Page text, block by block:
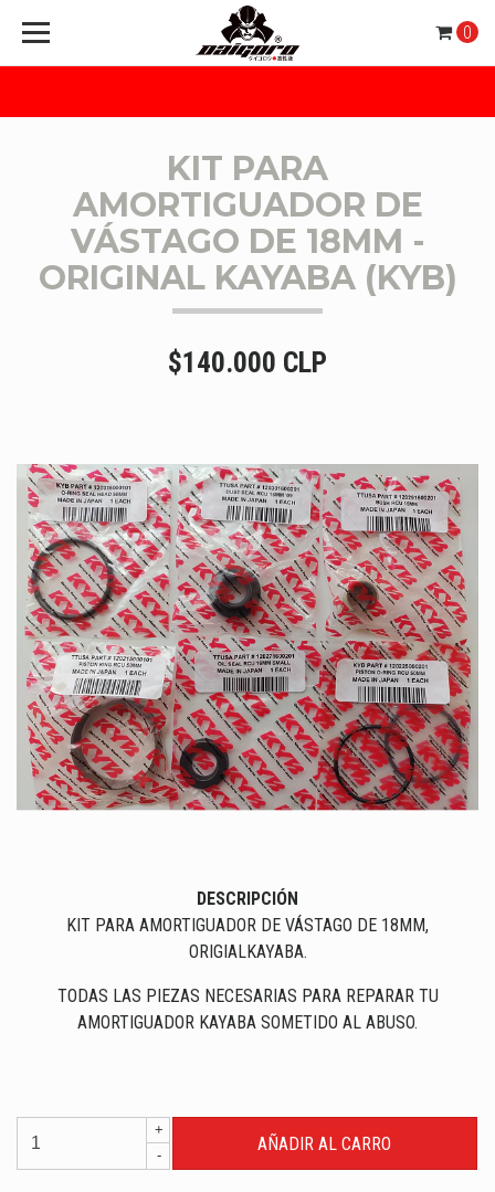
0
KIT PARA
AMORTIGUADOR DE
VÁSTAGO DE 18MM -
ORIGINAL KAYABA (KYB)
$140.000 CLP
DESCRIPCIÓN
KIT PARA AMORTIGUADOR DE VÁSTAGO DE 18MM,
ORIGIALKAYABA.
TODAS LAS PIEZAS NECESARIAS PARA REPARAR TU
AMORTIGUADOR KAYABA SOMETIDO AL ABUSO.
+
-